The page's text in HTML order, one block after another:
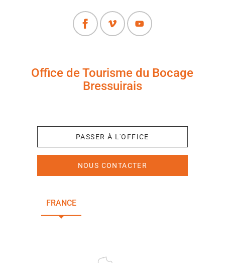
Office de Tourisme du Bocage
Bressuirais
PASSER À L'OFFICE
NOUS CONTACTER
FRANCE